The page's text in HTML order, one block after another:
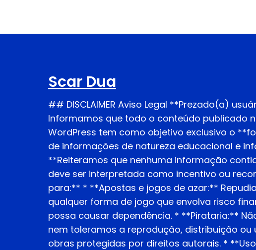
Scar Dua
## DISCLAIMER Aviso Legal **Prezado(a)
Informamos que todo o conteúdo publicado
WordPress tem como objetivo exclusivo o
de informações de natureza educacional e
**Reiteramos que nenhuma informação
deve ser interpretada como incentivo ou
para:** * **Apostas e jogos de azar:**
qualquer forma de jogo que envolva risco
possa causar dependência. * **Pirataria:**
nem toleramos a reprodução, distribuição ou
obras protegidas por direitos autorais. *